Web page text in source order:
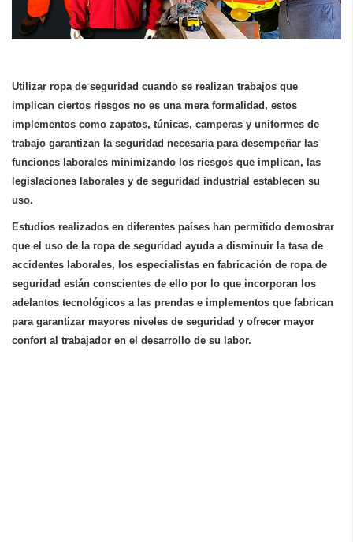
Utilizar ropa de seguridad cuando se realizan trabajos que
implican ciertos riesgos no es una mera formalidad, estos
implementos como zapatos, túnicas, camperas y uniformes de
trabajo garantizan la seguridad necesaria para desempeñar las
funciones laborales minimizando los riesgos que implican, las
legislaciones laborales y de seguridad industrial establecen su
uso.
Estudios realizados en diferentes países han permitido demostrar
que el uso de la ropa de seguridad ayuda a disminuir la tasa de
accidentes laborales, los especialistas en fabricación de ropa de
seguridad están conscientes de ello por lo que incorporan los
adelantos tecnológicos a las prendas e implementos que fabrican
para garantizar mayores niveles de seguridad y ofrecer mayor
confort al trabajador en el desarrollo de su labor.